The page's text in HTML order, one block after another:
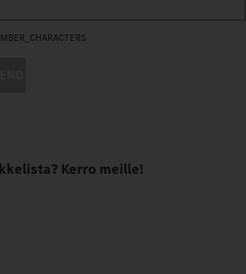
Kerro meille!